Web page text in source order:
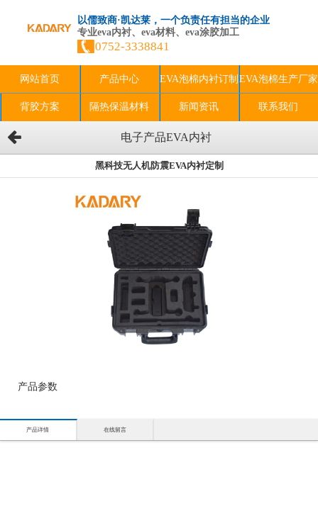
以儒致商·凯达莱，一个负责任有担当的企业
专业eva内衬、eva材料、eva涂胶加工
0752-3338841
网站首页 产品中心 EVA泡棉内衬订制 EVA泡棉生产厂家
背胶方案 隔热保温材料 新闻资讯 联系我们
电子产品EVA内衬
黑科技无人机防震EVA内衬定制
产品参数
产品详情 在线留言